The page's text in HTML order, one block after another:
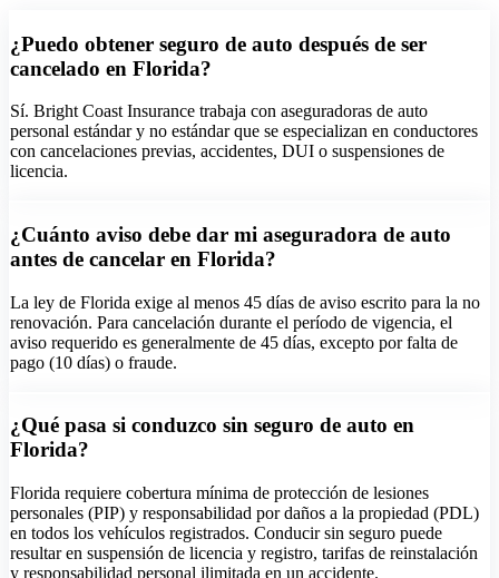
¿Puedo obtener seguro de auto después de ser
cancelado en Florida?
Sí. Bright Coast Insurance trabaja con aseguradoras de auto
personal estándar y no estándar que se especializan en conductores
con cancelaciones previas, accidentes, DUI o suspensiones de
licencia.
¿Cuánto aviso debe dar mi aseguradora de auto
antes de cancelar en Florida?
La ley de Florida exige al menos 45 días de aviso escrito para la no
renovación. Para cancelación durante el período de vigencia, el
aviso requerido es generalmente de 45 días, excepto por falta de
pago (10 días) o fraude.
¿Qué pasa si conduzco sin seguro de auto en
Florida?
Florida requiere cobertura mínima de protección de lesiones
personales (PIP) y responsabilidad por daños a la propiedad (PDL)
en todos los vehículos registrados. Conducir sin seguro puede
resultar en suspensión de licencia y registro, tarifas de reinstalación
y responsabilidad personal ilimitada en un accidente.